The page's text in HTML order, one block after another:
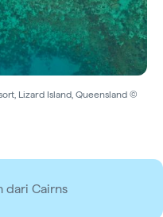
Lizard Island, Queensland ©
dari Cairns